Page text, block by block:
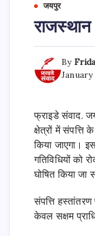
जयपुर
राजस्थान
By
January
फ्राइडे संवाद.
क्षेत्रों में
किया जाएगा।
गतिविधियों को
घोषित किया जा
संपत्ति
केवल सक्षम